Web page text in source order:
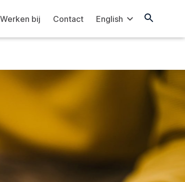
Werken bij Contact English